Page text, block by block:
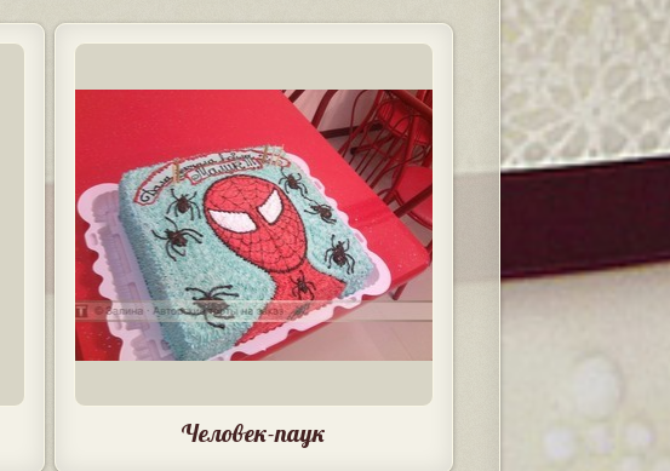
Человек-паук